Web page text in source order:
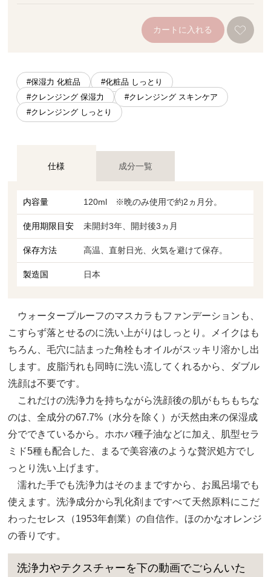
カートに入れる
#保湿力 化粧品
#化粧品 しっとり
#クレンジング 保湿力
#クレンジング スキンケア
#クレンジング しっとり
仕様 成分一覧
内容量 120ml ※晩のみ使用で約2ヵ月分。
使用期限目安 未開封3年、開封後3ヵ月
保存方法 高温、直射日光、火気を避けて保存。
製造国 日本
ウォータープルーフのマスカラもファンデーションも、
こすらず落とせるのに洗い上がりはしっとり。メイクはも
ちろん、毛穴に詰まった角栓もオイルがスッキリ溶かし出
します。皮脂汚れも同時に洗い流してくれるから、ダブル
洗顔は不要です。
これだけの洗浄力を持ちながら洗顔後の肌がもちもちな
のは、全成分の67.7%（水分を除く）が天然由来の保湿成
分でできているから。ホホバ種子油などに加え、肌型セラ
ミド5種も配合した、まるで美容液のような贅沢処方でし
っとり洗い上げます。
濡れた手でも洗浄力はそのままですから、お風呂場でも
使えます。洗浄成分から乳化剤まですべて天然原料にこだ
わったセレス（1953年創業）の自信作。ほのかなオレンジ
の香りです。
洗浄力やテクスチャーを下の動画でごらんいた